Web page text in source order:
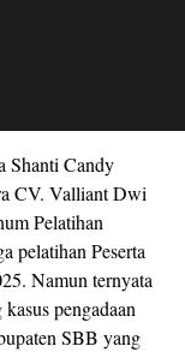
Shanti Candy
CV. Valliant Dwi
Pelatihan
pelatihan Peserta
Namun ternyata
pengadaan
SBB yang